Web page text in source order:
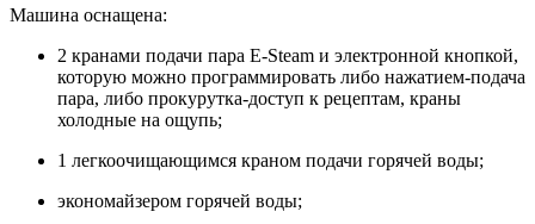
Машина оснащена:
2 кранами подачи пара E-Steam и электронной кнопкой,
которую можно программировать либо нажатием-подача
пара, либо прокурутка-доступ к рецептам, краны
холодные на ощупь;
1 легкоочищающимся краном подачи горячей воды;
экономайзером горячей воды;